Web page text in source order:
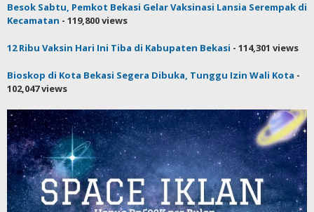
Besok Sabtu, Pemkot Bekasi Gelar Vaksinasi Lansia Serempak di
Kecamatan - 119,800 views
12 Ribu Vaksin Hari Ini Tiba di Kabupaten Bekasi - 114,301 views
Bioskop di Kota Bekasi Segera Dibuka, Tunggu Izin Wali Kota -
102,047 views